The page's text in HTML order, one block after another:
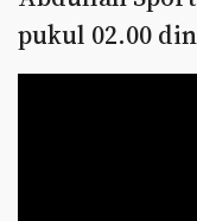
pukul 02.00